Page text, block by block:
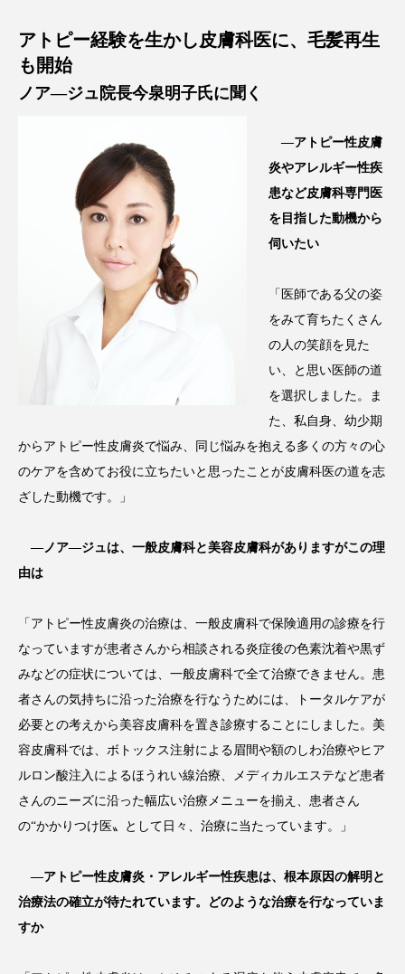
ドライヤー 温度 髪 ダメージ ナイアシンアミド
ナイトプロテイン ナイトルーティン 金木犀
パーフェクト株式会社
バイオミメティクス バイオミメティック
バクチオール バリア機能
ハロウィン後スキンケア
ハロウィン翌日 肌リセット ヒアルロン酸
ビタミンC誘導体 ファシア
ファスティング フィトレチノール
ペアトリートメント
ポジショニング ボディケア ホルモン
マーケティング マイクロスパ
マネジメント むくみ対策 むくみ改善
メンタルヘルス ライフスタイル
リカバリー リカバリーウェア リサーチ
アトピー経験を生かし皮膚科医に、毛髪再生
も開始
ノア―ジュ院長今泉明子氏に聞く
―アトピー性皮膚
炎やアレルギー性疾
患など皮膚科専門医
を目指した動機から
伺いたい
「医師である父の姿
をみて育ちたくさん
の人の笑顔を見た
い、と思い医師の道
を選択しました。ま
た、私自身、幼少期
からアトピー性皮膚炎で悩み、同じ悩みを抱える多くの方々の心
のケアを含めてお役に立ちたいと思ったことが皮膚科医の道を志
ざした動機です。」
―ノア―ジュは、一般皮膚科と美容皮膚科がありますがこの理
由は
「アトピー性皮膚炎の治療は、一般皮膚科で保険適用の診療を行
なっていますが患者さんから相談される炎症後の色素沈着や黒ず
みなどの症状については、一般皮膚科で全て治療できません。患
者さんの気持ちに沿った治療を行なうためには、トータルケアが
必要との考えから美容皮膚科を置き診療することにしました。美
容皮膚科では、ボトックス注射による眉間や額のしわ治療やヒア
ルロン酸注入によるほうれい線治療、メディカルエステなど患者
さんのニーズに沿った幅広い治療メニューを揃え、患者さん
の“かかりつけ医〟として日々、治療に当たっています。」
―アトピー性皮膚炎・アレルギー性疾患は、根本原因の解明と
治療法の確立が待たれています。どのような治療を行なっていま
すか